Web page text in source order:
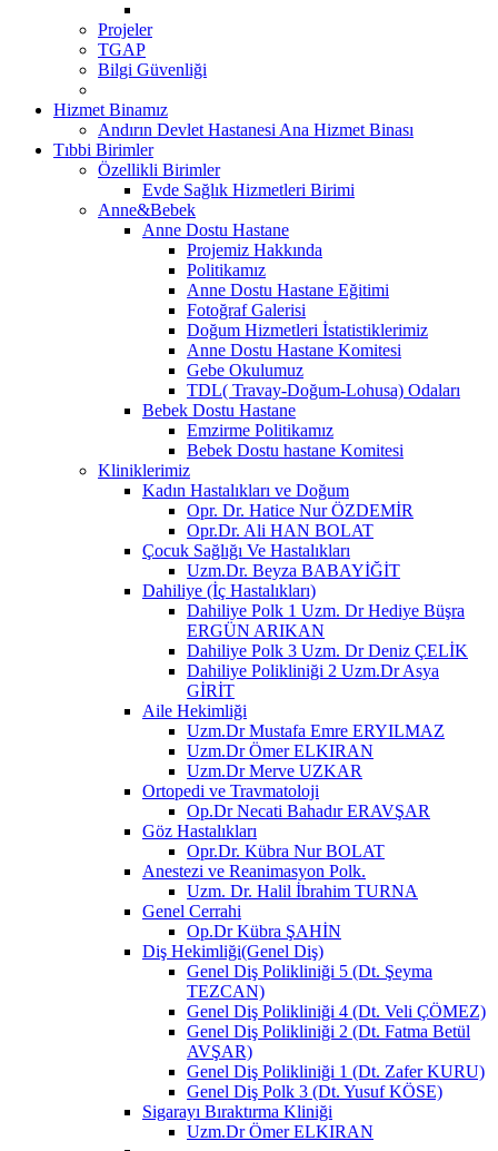
Projeler
TGAP
Bilgi Güvenliği
Hizmet Binamız
Andırın Devlet Hastanesi Ana Hizmet Binası
Tıbbi Birimler
Özellikli Birimler
Evde Sağlık Hizmetleri Birimi
Anne&Bebek
Anne Dostu Hastane
Projemiz Hakkında
Politikamız
Anne Dostu Hastane Eğitimi
Fotoğraf Galerisi
Doğum Hizmetleri İstatistiklerimiz
Anne Dostu Hastane Komitesi
Gebe Okulumuz
TDL( Travay-Doğum-Lohusa) Odaları
Bebek Dostu Hastane
Emzirme Politikamız
Bebek Dostu hastane Komitesi
Kliniklerimiz
Kadın Hastalıkları ve Doğum
Opr. Dr. Hatice Nur ÖZDEMİR
Opr.Dr. Ali HAN BOLAT
Çocuk Sağlığı Ve Hastalıkları
Uzm.Dr. Beyza BABAYİĞİT
Dahiliye (İç Hastalıkları)
Dahiliye Polk 1 Uzm. Dr Hediye Büşra
ERGÜN ARIKAN
Dahiliye Polk 3 Uzm. Dr Deniz ÇELİK
Dahiliye Polikliniği 2 Uzm.Dr Asya
GİRİT
Aile Hekimliği
Uzm.Dr Mustafa Emre ERYILMAZ
Uzm.Dr Ömer ELKIRAN
Uzm.Dr Merve UZKAR
Ortopedi ve Travmatoloji
Op.Dr Necati Bahadır ERAVŞAR
Göz Hastalıkları
Opr.Dr. Kübra Nur BOLAT
Anestezi ve Reanimasyon Polk.
Uzm. Dr. Halil İbrahim TURNA
Genel Cerrahi
Op.Dr Kübra ŞAHİN
Diş Hekimliği(Genel Diş)
Genel Diş Polikliniği 5 (Dt. Şeyma
TEZCAN)
Genel Diş Polikliniği 4 (Dt. Veli ÇÖMEZ)
Genel Diş Polikliniği 2 (Dt. Fatma Betül
AVŞAR)
Genel Diş Polikliniği 1 (Dt. Zafer KURU)
Genel Diş Polk 3 (Dt. Yusuf KÖSE)
Sigarayı Bıraktırma Kliniği
Uzm.Dr Ömer ELKIRAN